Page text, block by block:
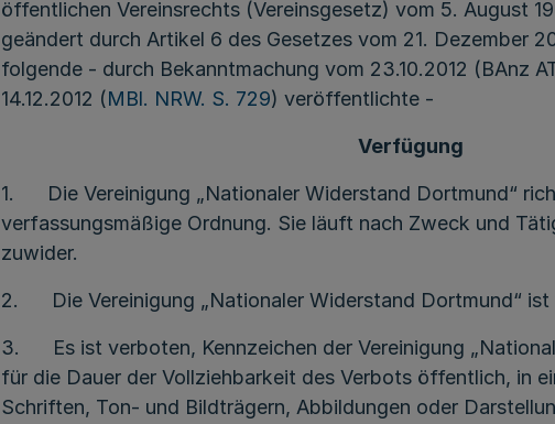
öffentlichen Vereinsrechts (Vereinsgesetz) vom 5. August
geändert durch Artikel 6 des Gesetzes vom 21. Dezember
folgende - durch Bekanntmachung vom 23.10.2012 (BAnz
14.12.2012 (MBl. NRW. S. 729) veröffentlichte -
Verfügung
1. Die Vereinigung „Nationaler Widerstand Dortmund“
verfassungsmäßige Ordnung. Sie läuft nach Zweck und
zuwider.
2. Die Vereinigung „Nationaler Widerstand Dortmund“ ist
3. Es ist verboten, Kennzeichen der Vereinigung
für die Dauer der Vollziehbarkeit des Verbots öffentlich, in
Schriften, Ton- und Bildträgern, Abbildungen oder